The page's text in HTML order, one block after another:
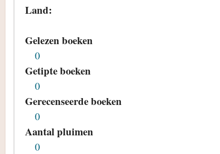
Land:
Gelezen boeken
0
Getipte boeken
0
Gerecenseerde boeken
0
Aantal pluimen
0